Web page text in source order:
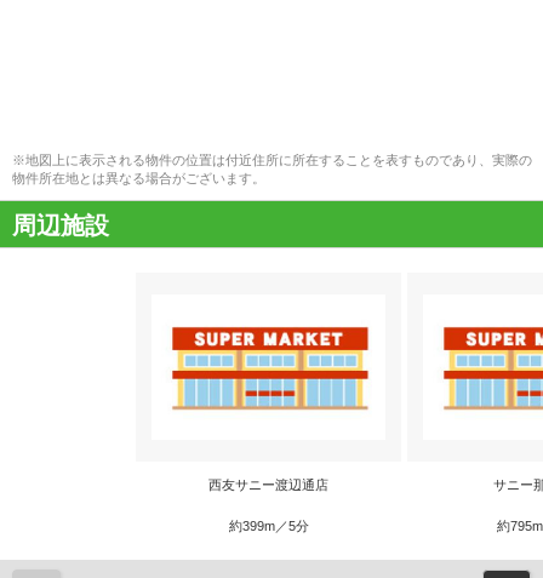
※地図上に表示される物件の位置は付近住所に所在することを表すものであり、実際の
物件所在地とは異なる場合がございます。
周辺施設
西友サニー渡辺通店
約399m／5分
サニー
約